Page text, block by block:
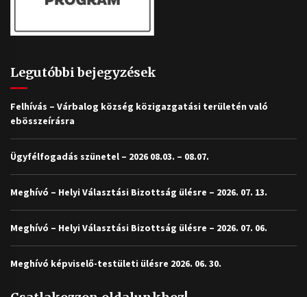
Legutóbbi bejegyzések
Felhívás – Várbalog község közigazgatási területén való
ebösszeírásra
Ügyfélfogadás szünetel – 2026 08.03. – 08.07.
Meghívó – Helyi Választási Bizottság ülésre – 2026. 07. 13.
Meghívó – Helyi Választási Bizottság ülésre – 2026. 07. 06.
Meghívó képviselő-testületi ülésre 2026. 06. 30.